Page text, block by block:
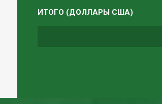
ИТОГО (ДОЛЛАРЫ США)